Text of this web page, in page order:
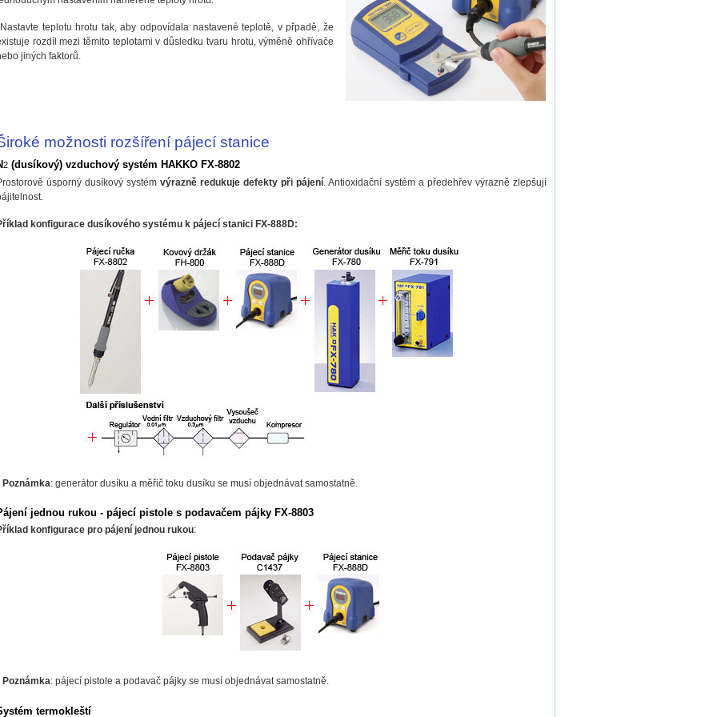
teplotu hrotu tak, aby odpovídala nastavené teplotě, v přpadě, že
rozdíl mezi těmito teplotami v důsledku tvaru hrotu, výměně ohřívače
jiných faktorů.
možnosti rozšíření pájecí stanice
2 (dusíkový) vzduchový systém HAKKO FX-8802
úsporný dusíkový systém výrazně redukuje defekty při pájení. Antioxidační systém a předehřev výrazně zlepšují
konfigurace dusíkového systému k pájecí stanici FX-888D:
Poznámka: generátor dusíku a měřič toku dusíku se musí objednávat samostatně.
jednou rukou - pájecí pistole s podavačem pájky FX-8803
konfigurace pro pájení jednou rukou:
Poznámka: pájecí pistole a podavač pájky se musí objednávat samostatně.
termokleští